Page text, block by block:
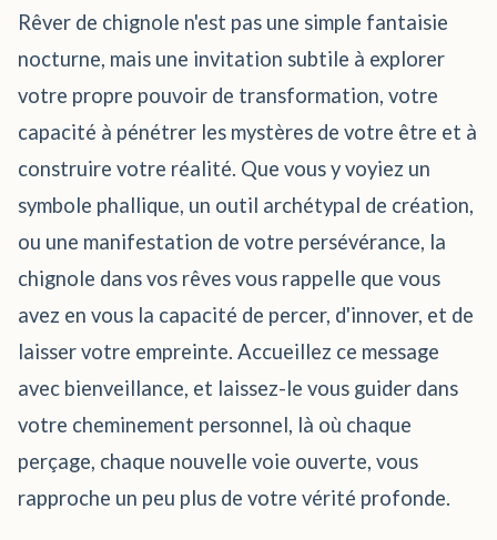
Rêver de chignole n'est pas une simple fantaisie
nocturne, mais une invitation subtile à explorer
votre propre pouvoir de transformation, votre
capacité à pénétrer les mystères de votre être et à
construire votre réalité. Que vous y voyiez un
symbole phallique, un outil archétypal de création,
ou une manifestation de votre persévérance, la
chignole dans vos rêves vous rappelle que vous
avez en vous la capacité de percer, d'innover, et de
laisser votre empreinte. Accueillez ce message
avec bienveillance, et laissez-le vous guider dans
votre cheminement personnel, là où chaque
perçage, chaque nouvelle voie ouverte, vous
rapproche un peu plus de votre vérité profonde.